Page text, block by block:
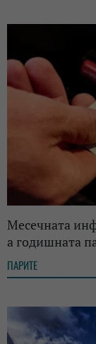
Месечната
а годишната
ПАРИТЕ